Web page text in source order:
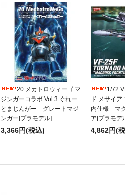
20 メカトロウィーゴ マ
ジンガーコラボ Vol.3 ぐれー
とまじんがー グレートマジ
ンガー[プラモデル]
3,366円(税込)
1/72
ド メサイ
内仕様 マ
ア[プラモデ
4,862円(